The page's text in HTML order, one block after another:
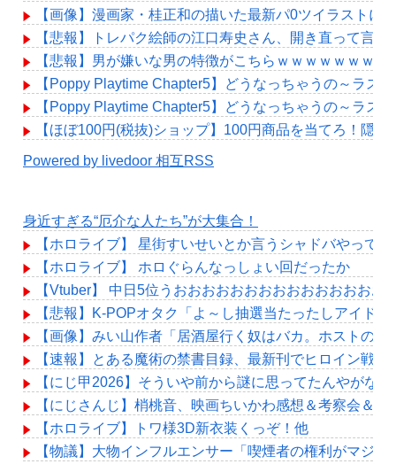
【画像】漫画家・桂正和の描いた最新パ0ツイラスト
【悲報】トレパク絵師の江口寿史さん、開き直って言
【悲報】男が嫌いな男の特徴がこちらｗｗｗｗｗｗｗｗ
【Poppy Playtime Chapter5】どうなっちゃうの～ラス
【Poppy Playtime Chapter5】どうなっちゃうの～ラス
【ほぼ100円(税抜)ショップ】100円商品を当てろ！隠
Powered by livedoor 相互RSS
身近すぎる“厄介な人たち”が大集合！
【ホロライブ】 星街すいせいとか言うシャドバやって
【ホロライブ】 ホロぐらんなっしょい回だったか
【Vtuber】 中日5位うおおおおおおおおおおおおおおお
【悲報】K-POPオタク「よ～し抽選当たったしアイド
【画像】みい山作者「居酒屋行く奴はバカ。ホストの
【速報】とある魔術の禁書目録、最新刊でヒロイン戦
【にじ甲2026】そういや前から謎に思ってたんやがな
【にじさんじ】梢桃音、映画ちいかわ感想＆考察会＆
【ホロライブ】トワ様3D新衣装くっぞ！他
【物議】大物インフルエンサー「喫煙者の権利がマジ